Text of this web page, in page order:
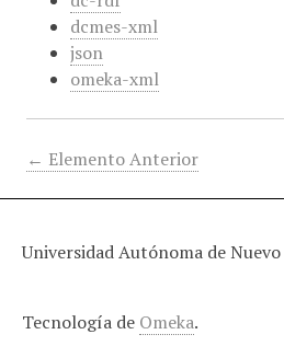
dcmes-xml
json
omeka-xml
← Elemento Anterior
Universidad Autónoma de
Tecnología de Omeka.